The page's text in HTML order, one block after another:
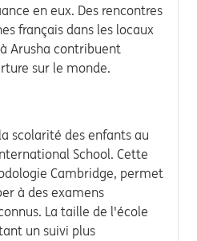
en eux. Des rencontres
français dans les locaux
Arusha contribuent
sur le monde.
scolarité des enfants au
School. Cette
Cambridge, permet
à des examens
La taille de l'école
un suivi plus